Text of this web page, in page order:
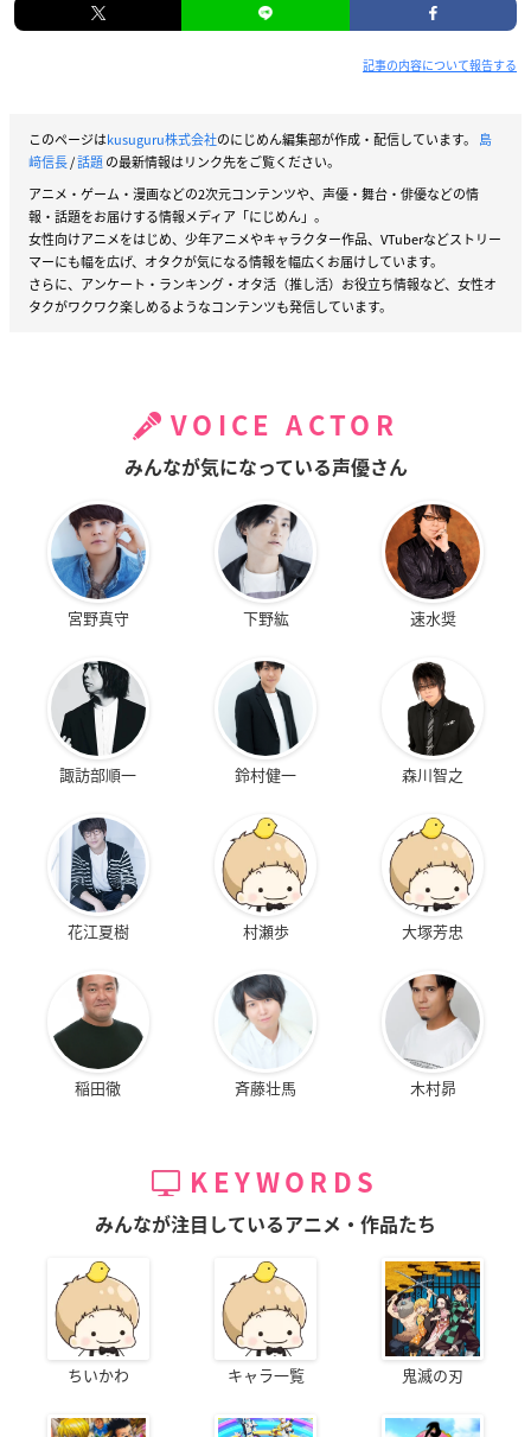
記事の内容について報告する
このページはkusuguru株式会社のにじめん編集部が作成・配信しています。 島
﨑信長/話題の最新情報はリンク先をご覧ください。
アニメ・ゲーム・漫画などの2次元コンテンツや、声優・舞台・俳優などの情
報・話題をお届けする情報メディア「にじめん」。
女性向けアニメをはじめ、少年アニメやキャラクター作品、VTuberなどストリー
マーにも幅を広げ、オタクが気になる情報を幅広くお届けしています。
さらに、アンケート・ランキング・オタ活（推し活）お役立ち情報など、女性オ
タクがワクワク楽しめるようなコンテンツも発信しています。
VOICE ACTOR
みんなが気になっている声優さん
宮野真守 下野紘 速水奨
諏訪部順一 鈴村健一 森川智之
花江夏樹 村瀬歩 大塚芳忠
稲田徹 斉藤壮馬 木村昴
KEYWORDS
みんなが注目しているアニメ・作品たち
ちいかわ キャラ一覧 鬼滅の刃